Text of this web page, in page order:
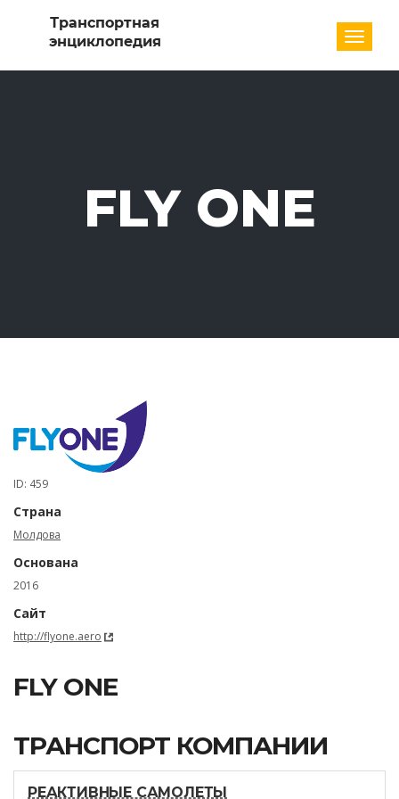
FLY ONE
ID: 459
Страна
Молдова
Основана
2016
Сайт
http://flyone.aero
FLY ONE
ТРАНСПОРТ КОМПАНИИ
РЕАКТИВНЫЕ САМОЛЕТЫ